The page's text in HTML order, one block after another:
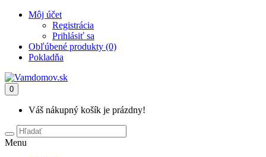
Môj účet
Registrácia
Prihlásiť sa
Obľúbené produkty (0)
Pokladňa
0
Váš nákupný košík je prázdny!
Menu